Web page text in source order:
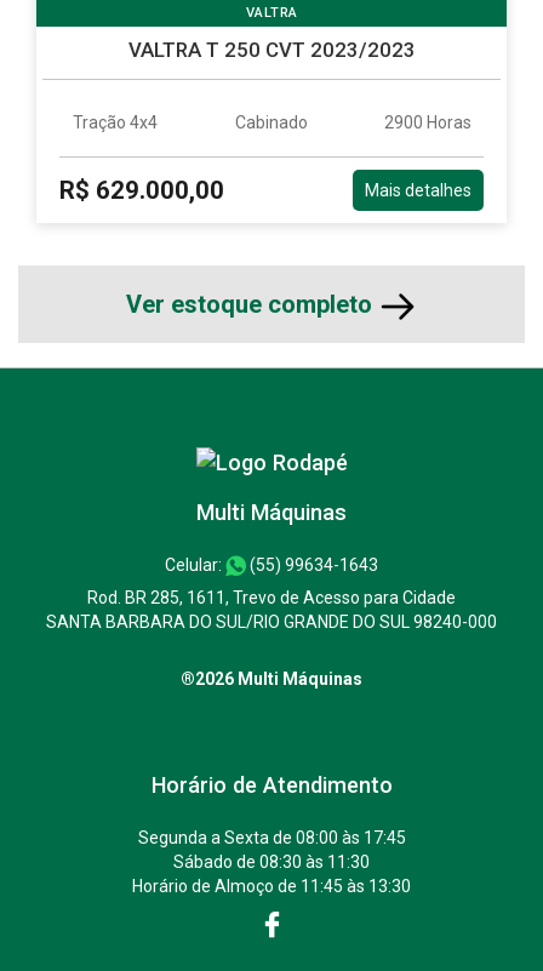
VALTRA
VALTRA T 250 CVT 2023/2023
Tração 4x4 Cabinado 2900 Horas
R$ 629.000,00 Mais detalhes
Ver estoque completo
Multi Máquinas
Celular:
(55) 99634-1643
Rod. BR 285, 1611, Trevo de Acesso para Cidade
SANTA BARBARA DO SUL/RIO GRANDE DO SUL 98240-000
®2026 Multi Máquinas
Horário de Atendimento
Segunda a Sexta de 08:00 às 17:45
Sábado de 08:30 às 11:30
Horário de Almoço de 11:45 às 13:30